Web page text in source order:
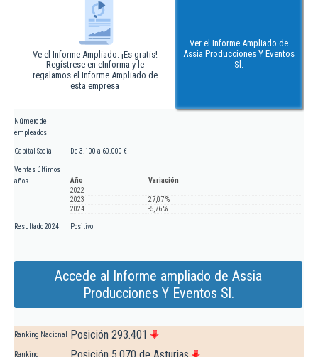
Ve el Informe Ampliado. ¡Es gratis!
Regístrese en eInforma y le
regalamos el Informe Ampliado de
esta empresa
Ver el Informe Ampliado de
Assia Producciones Y Eventos
Sl.
Número de
empleados
Capital Social De 3.100 a 60.000 €
Ventas últimos
años
Año
Variación
2022
2023
27,07 %
2024
-5,76 %
Resultado 2024 Positivo
Accede al Informe ampliado de Assia
Producciones Y Eventos Sl.
Ranking Nacional Posición 293.401
Ranking